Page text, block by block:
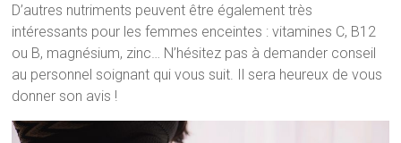
D’autres nutriments peuvent être également très
intéressants pour les femmes enceintes : vitamines C, B12
ou B, magnésium, zinc… N’hésitez pas à demander conseil
au personnel soignant qui vous suit. Il sera heureux de vous
donner son avis !